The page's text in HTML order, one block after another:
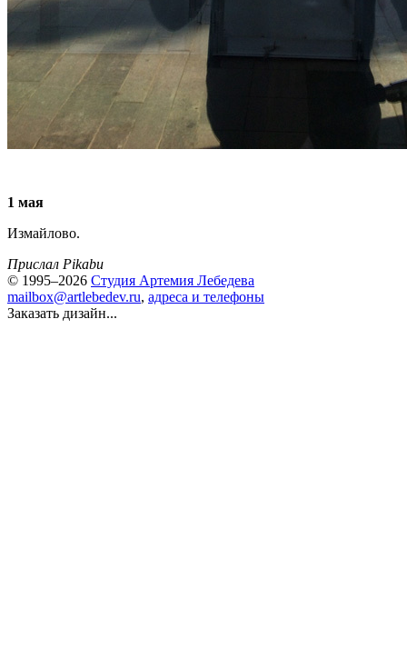
1 мая
Измайлово.
Прислал Pikabu
© 1995–2026 Студия Артемия Лебедева
mailbox@artlebedev.ru, адреса и телефоны
Заказать дизайн...